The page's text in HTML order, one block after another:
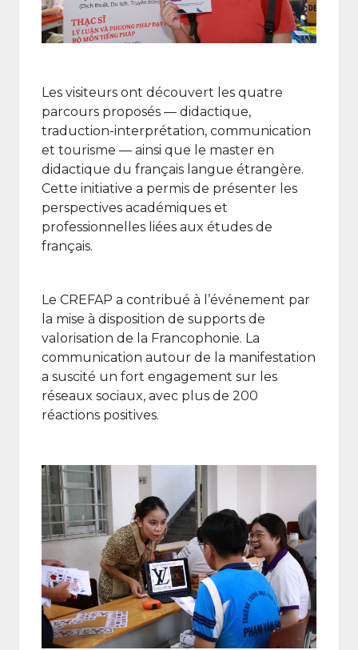
Les visiteurs ont découvert les quatre
parcours proposés — didactique,
traduction-interprétation, communication
et tourisme — ainsi que le master en
didactique du français langue étrangère.
Cette initiative a permis de présenter les
perspectives académiques et
professionnelles liées aux études de
français.
Le CREFAP a contribué à l’événement par
la mise à disposition de supports de
valorisation de la Francophonie. La
communication autour de la manifestation
a suscité un fort engagement sur les
réseaux sociaux, avec plus de 200
réactions positives.